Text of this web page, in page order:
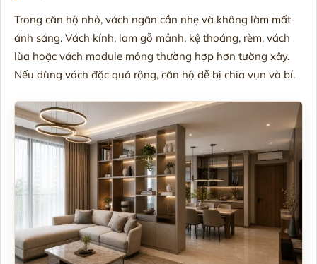
Trong căn hộ nhỏ, vách ngăn cần nhẹ và không làm mất
ánh sáng. Vách kính, lam gỗ mảnh, kệ thoáng, rèm, vách
lùa hoặc vách module mỏng thường hợp hơn tường xây.
Nếu dùng vách đặc quá rộng, căn hộ dễ bị chia vụn và bí.